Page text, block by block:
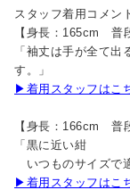
スタッフ着用コメン
【身長：165cm 普
「袖丈は手が全て
す。」
▶着用スタッフはこ
【身長：166cm 普
「黒に近い紺
いつものサイズで
▶着用スタッフはこ